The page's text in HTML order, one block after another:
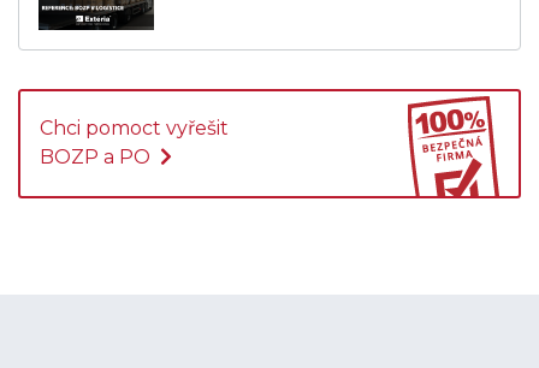
Chci pomoct vyřešit
BOZP a PO